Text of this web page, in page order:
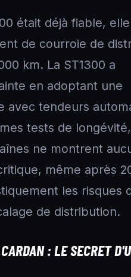
était déjà fiable, elle
de courroie de
km. La ST1300 a
en adoptant une
avec tendeurs
tests de
ne montrent
même après
les risques
de distribution.
: LE SECRET